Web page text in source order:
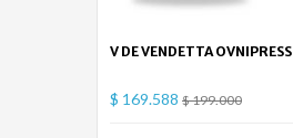
V DE VENDETTA OVNIPRESS
$ 169.588 $ 199.000